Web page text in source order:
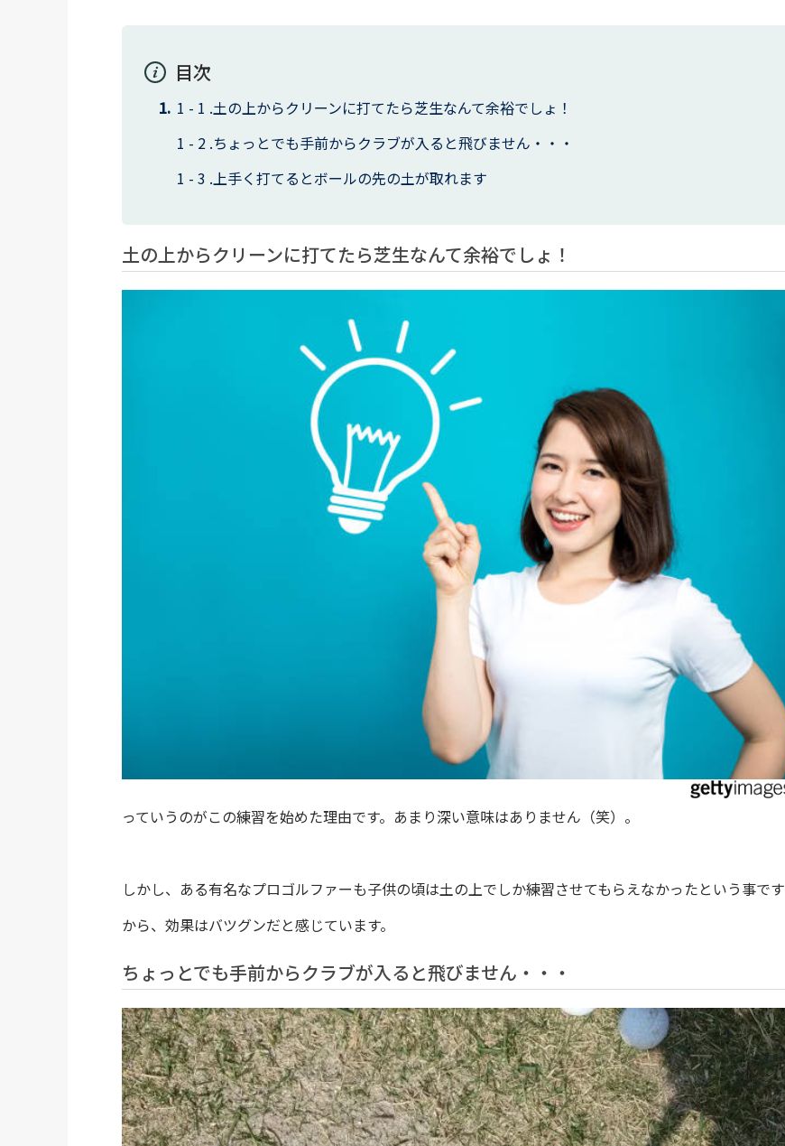
目次
土の上からクリーンに打てたら芝生なんて余裕でしょ！
ちょっとでも手前からクラブが入ると飛びません・・・
上手く打てるとボールの先の土が取れます
土の上からクリーンに打てたら芝生なんて余裕でしょ！
っていうのがこの練習を始めた理由です。あまり深い意味はありません（笑）。
しかし、ある有名なプロゴルファーも子供の頃は土の上でしか練習させてもらえなかったという事です
から、効果はバツグンだと感じています。
ちょっとでも手前からクラブが入ると飛びません・・・